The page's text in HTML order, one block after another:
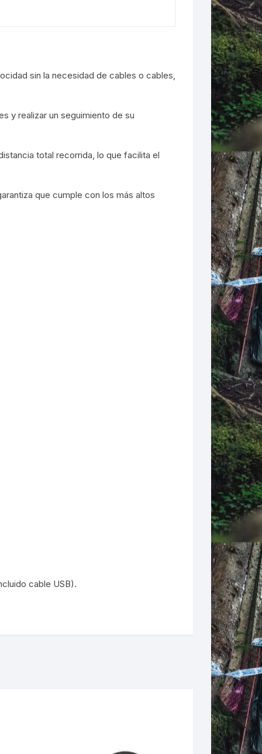
sin la necesidad de cables o cables,
y realizar un seguimiento de su
total recorrida, lo que facilita el
que cumple con los más altos
cable USB).